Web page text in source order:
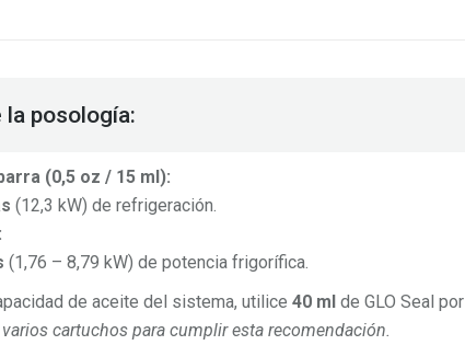
posología:
(0,5 oz / 15 ml):
(12,3 kW) de refrigeración.
(1,76 – 8,79 kW) de potencia frigorífica.
de aceite del sistema, utilice 40 ml de GLO Seal por
cartuchos para cumplir esta recomendación.